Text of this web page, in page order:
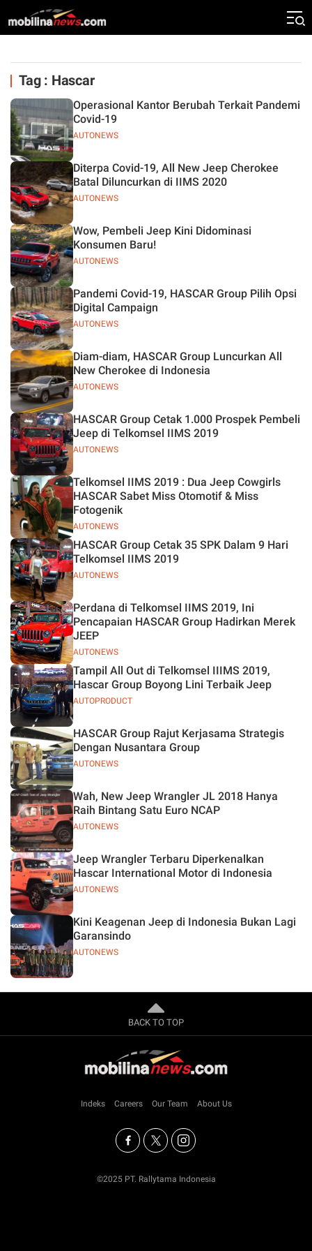
Tag : Hascar
AUTONEWS
Operasional Kantor Berubah Terkait Pandemi
Covid-19
AUTONEWS
Diterpa Covid-19, All New Jeep Cherokee
Batal Diluncurkan di IIMS 2020
AUTONEWS
Wow, Pembeli Jeep Kini Didominasi
Konsumen Baru!
AUTONEWS
Pandemi Covid-19, HASCAR Group Pilih Opsi
Digital Campaign
AUTONEWS
Diam-diam, HASCAR Group Luncurkan All
New Cherokee di Indonesia
AUTONEWS
HASCAR Group Cetak 1.000 Prospek Pembeli
Jeep di Telkomsel IIMS 2019
AUTONEWS
Telkomsel IIMS 2019 : Dua Jeep Cowgirls
HASCAR Sabet Miss Otomotif & Miss
Fotogenik
AUTONEWS
HASCAR Group Cetak 35 SPK Dalam 9 Hari
Telkomsel IIMS 2019
AUTONEWS
Perdana di Telkomsel IIMS 2019, Ini
Pencapaian HASCAR Group Hadirkan Merek
JEEP
AUTOPRODUCT
Tampil All Out di Telkomsel IIIMS 2019,
Hascar Group Boyong Lini Terbaik Jeep
AUTONEWS
HASCAR Group Rajut Kerjasama Strategis
Dengan Nusantara Group
AUTONEWS
Wah, New Jeep Wrangler JL 2018 Hanya
Raih Bintang Satu Euro NCAP
AUTONEWS
Jeep Wrangler Terbaru Diperkenalkan
Hascar International Motor di Indonesia
AUTONEWS
Kini Keagenan Jeep di Indonesia Bukan Lagi
Garansindo
BACK TO TOP
Indeks Careers Our Team About Us
©2025 PT. Rallytama Indonesia